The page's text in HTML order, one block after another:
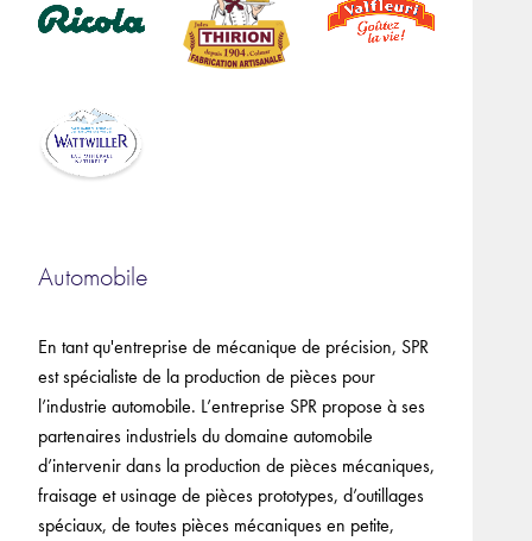
Automobile
En tant qu'entreprise de mécanique de précision, SPR
est spécialiste de la production de pièces pour
l’industrie automobile. L’entreprise SPR propose à ses
partenaires industriels du domaine automobile
d’intervenir dans la production de pièces mécaniques,
fraisage et usinage de pièces prototypes, d’outillages
spéciaux, de toutes pièces mécaniques en petite,